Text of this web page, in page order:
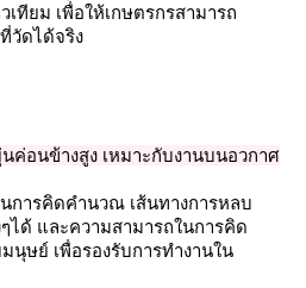
ทียม เพื่อให้เกษตรกรสามารถ
วัดได้จริง
อนข้างสูง เหมาะกับงานบนอวกาศ
ารคิดคำนวณ เส้นทางการหลบ
ได้ และความสามารถในการคิด
นุษย์ เพื่อรองรับการทำงานใน